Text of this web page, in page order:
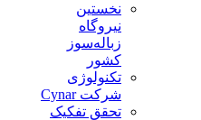
نخستین
نیروگاه
زباله‌سوز
کشور
تکنولوژی
شرکت Cynar
تحقق تفکیک